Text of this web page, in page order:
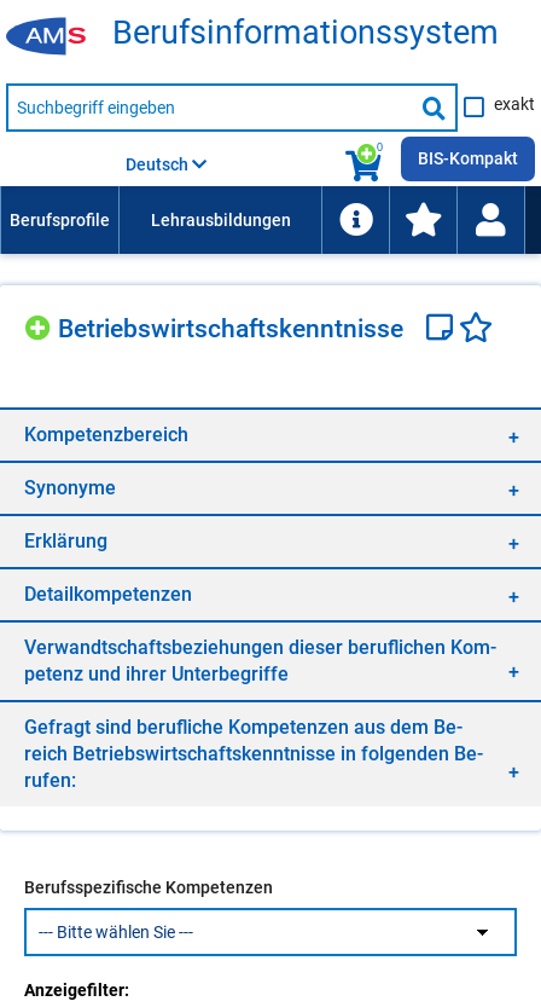
Be­rufs­in­for­ma­ti­ons­sys­tem
Suche
nach
Suche
starten
exakt
0
Deutsch BIS-Kompakt
Be­triebs­wirt­schafts­kennt­nis­se
Kom­pe­tenz­be­reich
Syn­ony­me
Er­klä­rung
De­tail­kom­pe­ten­zen
Ver­wandt­schafts­be­zie­hun­gen die­ser be­ruf­li­chen Kom­
pe­tenz und ih­rer Un­ter­be­grif­fe
Ge­fragt sind be­ruf­li­che Kom­pe­ten­zen aus dem Be­
reich Be­triebs­wirt­schafts­kennt­nis­se in fol­gen­den Be­
ru­fen:
Berufsspezifische Kompetenzen
Anzeigefilter: